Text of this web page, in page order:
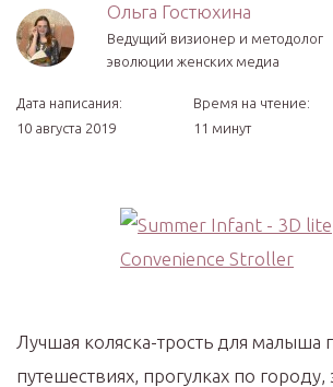
Ольга Гостюхина
Ведущий визионер и методолог
эволюции женских медиа
Дата написания:
10 августа 2019
Время на чтение:
11 минут
Лучшая коляска-трость для малыша
путешествиях, прогулках по городу,